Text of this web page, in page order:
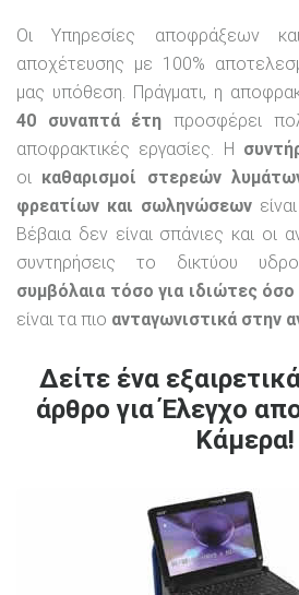
Οι Υπηρεσίες αποφράξεων
αποχέτευσης με 100%
μας υπόθεση. Πράγματι, η
40 συναπτά έτη προσφέρει
αποφρακτικές εργασίες. Η
οι καθαρισμοί στερεών
φρεατίων και σωληνώσεων
Βέβαια δεν είναι σπάνιες και οι
συντηρήσεις το δικτύου
συμβόλαια τόσο για ιδιώτες όσο
είναι τα πιο ανταγωνιστικά στην
Δείτε ένα
άρθρο για Έλεγχο
Κάμερα!